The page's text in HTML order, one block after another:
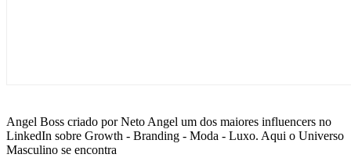
Angel Boss criado por Neto Angel um dos maiores influencers no
LinkedIn sobre Growth - Branding - Moda - Luxo. Aqui o Universo
Masculino se encontra